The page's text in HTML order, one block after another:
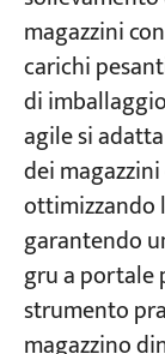
magazzini
carichi
di
agile si
dei
ottimizzando
garantendo
gru a portale
strumento